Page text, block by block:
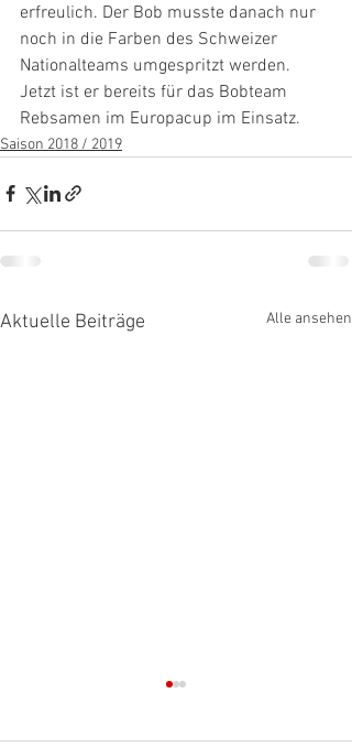
erfreulich. Der Bob musste danach nur
noch in die Farben des Schweizer
Nationalteams umgespritzt werden.
Jetzt ist er bereits für das Bobteam
Rebsamen im Europacup im Einsatz.
Saison 2018 / 2019
Aktuelle Beiträge Alle ansehen